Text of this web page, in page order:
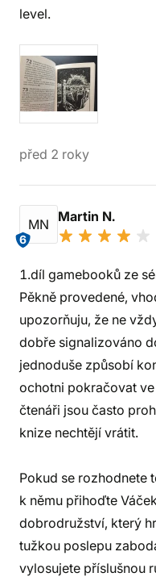
level.
před 2 roky
MN
6
Martin N.
1.díl gamebooků ze
Pěkně provedené,
upozorňuju, že ne
dobře signalizováno
jednoduše způsobí
ochotni pokračovat
čtenáři jsou často
knize nechtějí vrátit.
Pokud se rozhodnete
k němu přihoďte
dobrodružství, který
tužkou poslepu
vylosujete příslušnou